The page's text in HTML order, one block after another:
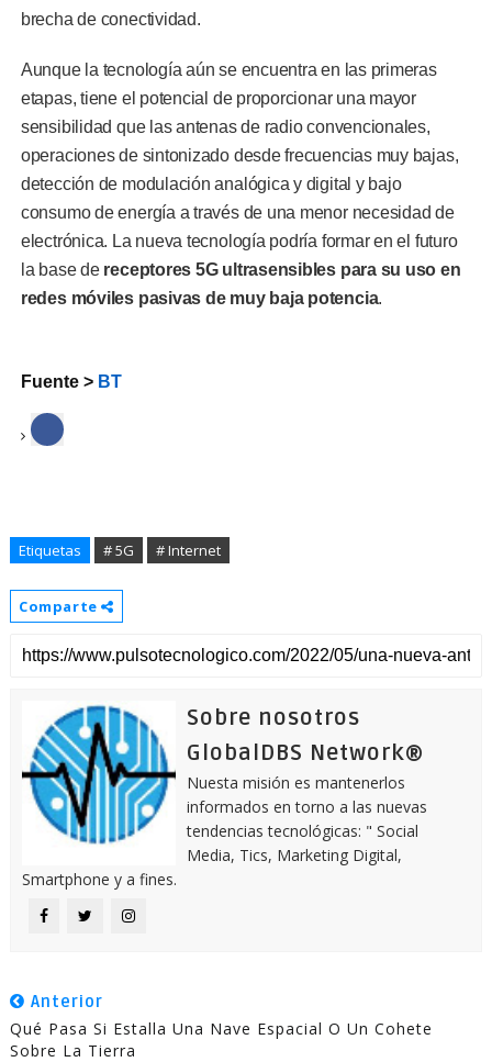
brecha de conectividad.
Aunque la tecnología aún se encuentra en las primeras
etapas, tiene el potencial de proporcionar una mayor
sensibilidad que las antenas de radio convencionales,
operaciones de sintonizado desde frecuencias muy bajas,
detección de modulación analógica y digital y bajo
consumo de energía a través de una menor necesidad de
electrónica. La nueva tecnología podría formar en el futuro
la base de receptores 5G ultrasensibles para su uso en
redes móviles pasivas de muy baja potencia.
Fuente > BT
Etiquetas # 5G # Internet
Comparte
Sobre nosotros
GlobalDBS Network®
Nuesta misión es mantenerlos
informados en torno a las nuevas
tendencias tecnológicas: " Social
Media, Tics, Marketing Digital,
Smartphone y a fines.
Anterior
Qué Pasa Si Estalla Una Nave Espacial O Un Cohete
Sobre La Tierra